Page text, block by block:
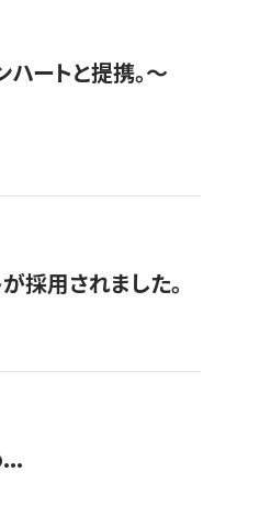
ートと提携。〜
採用されました。